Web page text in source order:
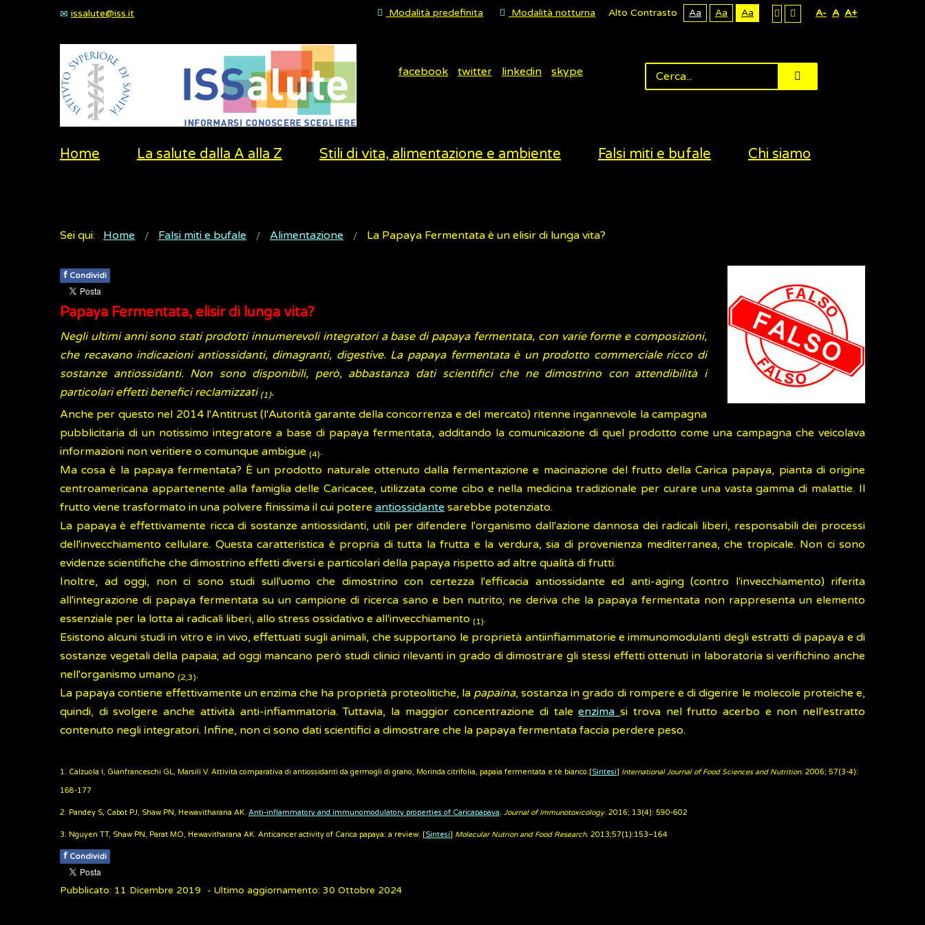
issalute@iss.it Modalità predefinita Modalità notturna Alto Contrasto Aa Aa Aa A- A A+
facebook twitter linkedin skype
Home La salute dalla A alla Z Stili di vita, alimentazione e ambiente Falsi miti e bufale Chi siamo
Sei qui: Home Falsi miti e bufale Alimentazione La Papaya Fermentata è un elisir di lunga vita?
f Condividi
Papaya Fermentata, elisir di lunga vita?
Negli ultimi anni sono stati prodotti innumerevoli integratori a base di papaya fermentata, con varie forme e composizioni,
che recavano indicazioni antiossidanti, dimagranti, digestive. La papaya fermentata è un prodotto commerciale ricco di
sostanze antiossidanti. Non sono disponibili, però, abbastanza dati scientifici che ne dimostrino con attendibilità i
particolari effetti benefici reclamizzati (1).
Anche per questo nel 2014 l'Antitrust (l'Autorità garante della concorrenza e del mercato) ritenne ingannevole la campagna
pubblicitaria di un notissimo integratore a base di papaya fermentata, additando la comunicazione di quel prodotto come una campagna che veicolava
informazioni non veritiere o comunque ambigue (4).
Ma cosa è la papaya fermentata? È un prodotto naturale ottenuto dalla fermentazione e macinazione del frutto della Carica papaya, pianta di origine
centroamericana appartenente alla famiglia delle Caricacee, utilizzata come cibo e nella medicina tradizionale per curare una vasta gamma di malattie. Il
frutto viene trasformato in una polvere finissima il cui potere antiossidante sarebbe potenziato.
La papaya è effettivamente ricca di sostanze antiossidanti, utili per difendere l'organismo dall'azione dannosa dei radicali liberi, responsabili dei processi
dell'invecchiamento cellulare. Questa caratteristica è propria di tutta la frutta e la verdura, sia di provenienza mediterranea, che tropicale. Non ci sono
evidenze scientifiche che dimostrino effetti diversi e particolari della papaya rispetto ad altre qualità di frutti.
Inoltre, ad oggi, non ci sono studi sull'uomo che dimostrino con certezza l'efficacia antiossidante ed anti-aging (contro l'invecchiamento) riferita
all'integrazione di papaya fermentata su un campione di ricerca sano e ben nutrito; ne deriva che la papaya fermentata non rappresenta un elemento
essenziale per la lotta ai radicali liberi, allo stress ossidativo e all'invecchiamento (1).
Esistono alcuni studi in vitro e in vivo, effettuati sugli animali, che supportano le proprietà antiinfiammatorie e immunomodulanti degli estratti di papaya e di
sostanze vegetali della papaia; ad oggi mancano però studi clinici rilevanti in grado di dimostrare gli stessi effetti ottenuti in laboratoria si verifichino anche
nell'organismo umano (2,3).
La papaya contiene effettivamente un enzima che ha proprietà proteolitiche, lapapaina, sostanza in grado di rompere e di digerire le molecole proteiche e,
quindi, di svolgere anche attività anti-infiammatoria. Tuttavia, la maggior concentrazione di taleenzimasi trova nel frutto acerbo e non nell'estratto
contenuto negli integratori. Infine, non ci sono dati scientifici a dimostrare che la papaya fermentata faccia perdere peso.
1. Calzuola I, Gianfranceschi GL, Marsili V. Attività comparativa di antiossidanti da germogli di grano, Morinda citrifolia, papaia fermentata e tè bianco.[Sintesi] International Journal of Food Sciences and Nutrition. 2006; 57(3-4):
168-177
2. Pandey S, Cabot PJ, Shaw PN, Hewavitharana AK. Anti-inflammatory and immunomodulatory properties of Caricapapaya. Journal of Immunotoxicology. 2016; 13(4): 590-602
3. Nguyen TT, Shaw PN, Parat MO, Hewavitharana AK. Anticancer activity of Carica papaya: a review. [Sintesi] Molecular Nutrion and Food Research. 2013;57(1):153–164
f Condividi
Pubblicato: 11 Dicembre 2019 - Ultimo aggiornamento: 30 Ottobre 2024